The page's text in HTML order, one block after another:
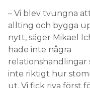
– Vi blev tvungna
allting och bygga
nytt, säger Mikael
hade inte några
relationshandlingar
inte riktigt hur
ut. Vi fick riva först